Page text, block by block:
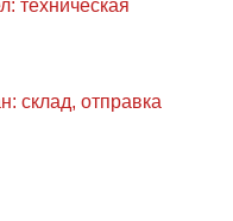
техническая
склад, отправка